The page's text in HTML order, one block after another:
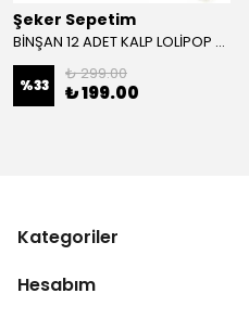
Şeker Sepetim
BİNŞAN 12 ADET KALP LOLİPOP MOR BEYAZ
%33
₺ 299.00
₺ 199.00
Kategoriler
Hesabım